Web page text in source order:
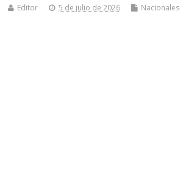
Editor 5 de julio de 2026 Nacionales